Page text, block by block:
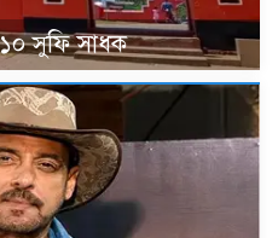
সুফি সাধক